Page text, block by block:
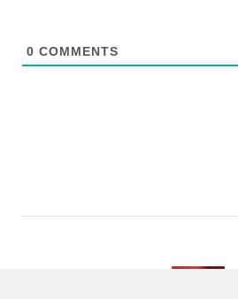
0 COMMENTS